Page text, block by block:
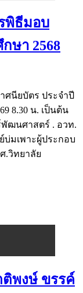
พิธีมอบ
ษา 2568
นียบัตร ประจำปี
8.30 น. เป็นต้น
ฒนศาสตร์ . อวท.
มเพาะผู้ประกอบ
.วิทยาลัย
พงษ์ ขรรค์